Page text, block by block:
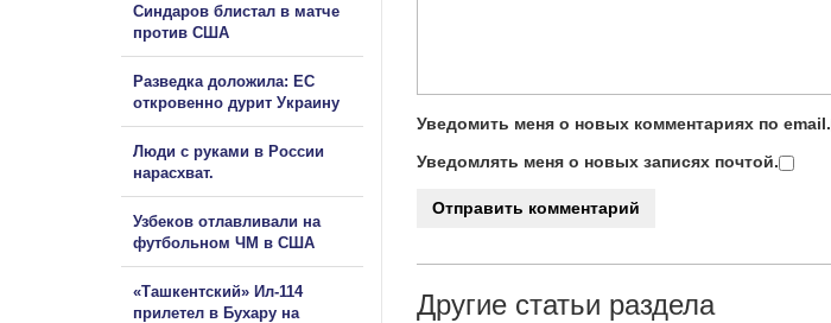
Уведомить меня о новых комментариях по email.
Уведомлять меня о новых записях почтой.
Другие статьи раздела
Синдаров блистал в матче
против США
Разведка доложила: ЕС
откровенно дурит Украину
Люди с руками в России
нарасхват.
Узбеков отлавливали на
футбольном ЧМ в США
«Ташкентский» Ил-114
прилетел в Бухару на